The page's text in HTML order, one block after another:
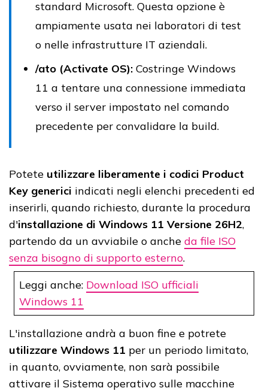
standard Microsoft. Questa opzione è
ampiamente usata nei laboratori di test
o nelle infrastrutture IT aziendali.
/ato (Activate OS): Costringe Windows
11 a tentare una connessione immediata
verso il server impostato nel comando
precedente per convalidare la build.
Potete utilizzare liberamente i codici Product
Key generici indicati negli elenchi precedenti ed
inserirli, quando richiesto, durante la procedura
d'installazione di Windows 11 Versione 26H2,
partendo da un avviabile o anche da file ISO
senza bisogno di supporto esterno.
Leggi anche: Download ISO ufficiali
Windows 11
L'installazione andrà a buon fine e potrete
utilizzare Windows 11 per un periodo limitato,
in quanto, ovviamente, non sarà possibile
attivare il Sistema operativo sulle macchine